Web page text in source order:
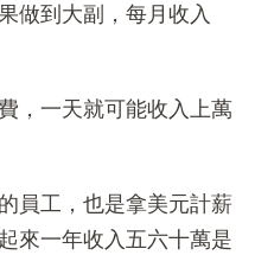
做到大副，每月收入
，一天就可能收入上萬
員工，也是拿美元計薪
來一年收入五六十萬是